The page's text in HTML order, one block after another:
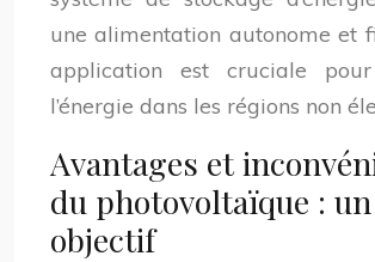
une alimentation autonome et
application est cruciale pour
l’énergie dans les régions non
Avantages et
du photovoltaïque :
objectif